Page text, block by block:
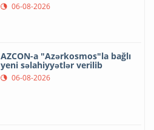
06-08-2026
AZCON-a "Azərkosmos"la bağlı
yeni səlahiyyətlər verilib
06-08-2026